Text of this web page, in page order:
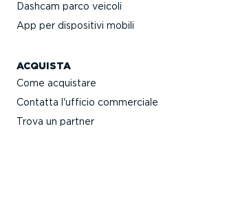
Dashcam parco veicoli
App per dispositivi mobili
ACQUISTA
Come acquistare
Contatta l'ufficio commerciale
Trova un partner